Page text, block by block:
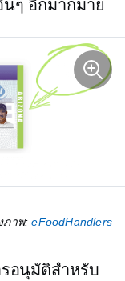
นๆ อีกมากมาย
ภาพ:eFoodHandlers
อนุมัติสำหรับ